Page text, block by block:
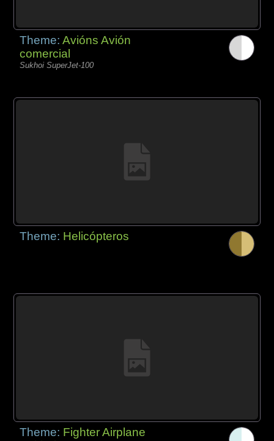
Theme:Avións Avión
comercial
Sukhoi SuperJet-100
Theme: Helicópteros
Theme: Fighter Airplane